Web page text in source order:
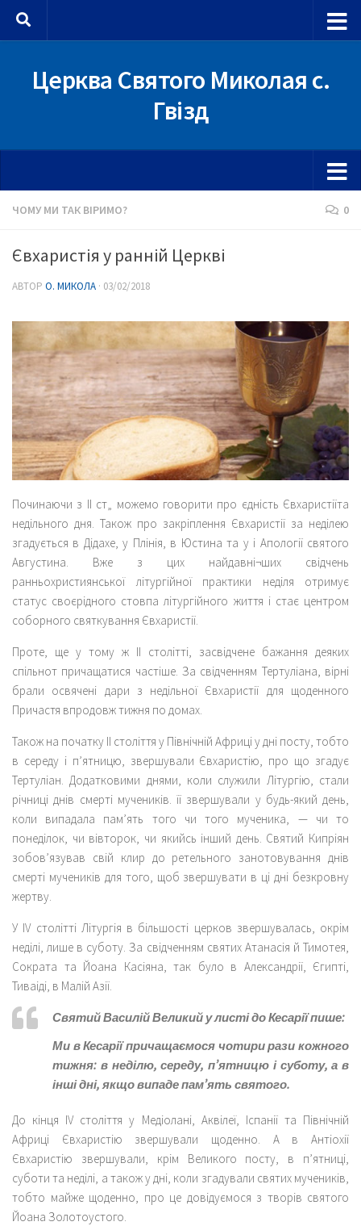
Skip to content
Церква Святого Миколая с.
Гвізд
ЧОМУ МИ ТАК ВІРИМО? 0
Євхаристія у ранній Церкві
АВТОР О. МИКОЛА · 03/02/2018
Починаючи з II ст„ можемо говорити про єдність Євхаристіїта
недільного дня. Також про закріплення Євхаристії за неділею
згадується в Дідахе, у Плінія, в Юстина та у і Апології святого
Августина. Вже з цих найдавні¬ших свідчень
ранньохристиянської літургійної практики неділя отримує
статус своєрідного стовпа літургійного життя і стає центром
соборного святкування Євхаристії.
Проте, ще у тому ж II столітті, засвідчене бажання деяких
спільнот причащатися частіше. За свідченням Тертуліана, вірні
брали освячені дари з недільної Євхаристії для щоденного
Причастя впродовж тижня по домах.
Також на початку II століття у Північній Африці у дні посту, тобто
в середу і п’ятницю, звершували Євхаристію, про що згадує
Тертуліан. Додатковими днями, коли служили Літургію, стали
річниці днів смерті мучеників. її звершували у будь-який день,
коли випадала пам’ять того чи того мученика, — чи то
понеділок, чи вівторок, чи якийсь інший день. Святий Кипріян
зобов’язував свій клир до ретельного занотовування днів
смерті мучеників для того, щоб звершувати в ці дні безкровну
жертву.
У IV столітті Літургія в більшості церков звершувалась, окрім
неділі, лише в суботу. За свідченням святих Атанасія й Тимотея,
Сократа та Йоана Касіяна, так було в Александрії, Єгипті,
Тиваіді, в Малій Азії.
Святий Василій Великий у листі до Кесарії пише:
Ми в Кесарії причащаємося чотири рази кожного
тижня: в неділю, середу, п’ятницю і суботу, а в
інші дні, якщо випаде пам’ять святого.
До кінця IV століття у Медіолані, Аквілеї, Іспанії та Північній
Африці Євхаристію звершували щоденно. А в Антіохії
Євхаристію звершували, крім Великого посту, в п’ятниці,
суботи та неділі, а також у дні, коли згадували святих мучеників,
тобто майже щоденно, про це довідуємося з творів святого
Йоана Золотоустого.